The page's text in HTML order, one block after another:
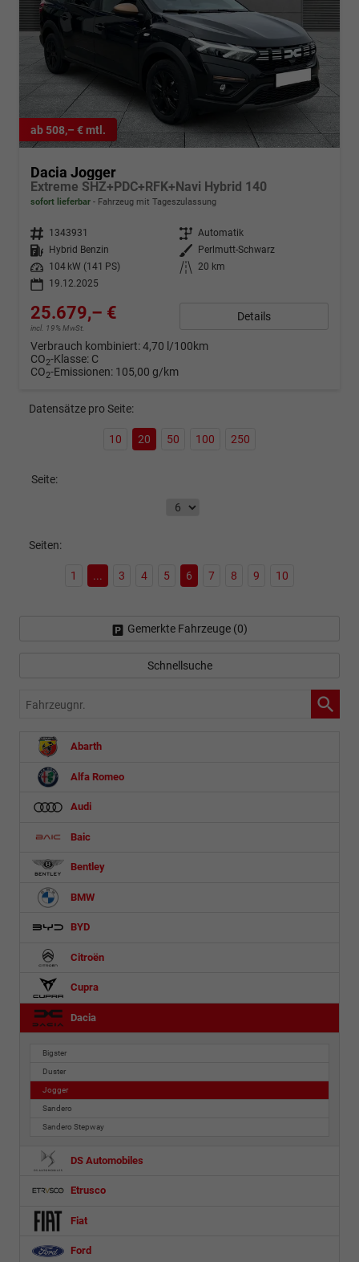
ab 508,– € mtl.
Dacia Jogger
Extreme SHZ+PDC+RFK+Navi Hybrid 140
sofort lieferbar Fahrzeug mit Tageszulassung
Fahrzeugnr. 1343931 Getriebe Automatik
Kraftstoff
Hybrid Benzin Außenfarbe
Perlmutt-Schwarz
Leistung
104 kW (141 PS) Kilometerstand
20 km
19.12.2025
25.679,– €
incl. 19% MwSt.
Details
Verbrauch kombiniert:4,70 l/100km
CO2-Klasse: C
CO2-Emissionen: 105,00 g/km
Datensätze pro Seite:
10 20 50 100 250
Seite:
Seiten:
1 ... 3 4 5 6 7 8 9 10
Gemerkte Fahrzeuge (0)
Schnellsuche
Fahrzeugnr.
Abarth
Alfa Romeo
Audi
Baic
Bentley
BMW
BYD
Citroën
Cupra
Dacia
Bigster
Duster
Jogger
Sandero
Sandero Stepway
DS Automobiles
Etrusco
Fiat
Ford